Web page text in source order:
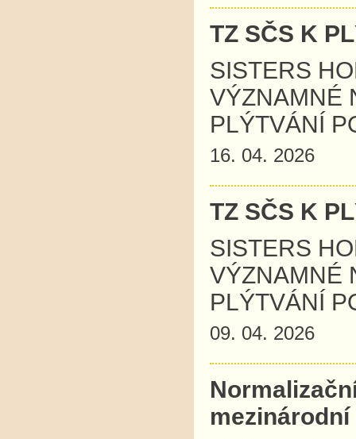
TZ SČS K
SISTERS
VÝZNAMNÉ
PLÝTVÁNÍ
16. 04. 2026
TZ SČS K
SISTERS
VÝZNAMNÉ
PLÝTVÁNÍ
09. 04. 2026
mezinárodní